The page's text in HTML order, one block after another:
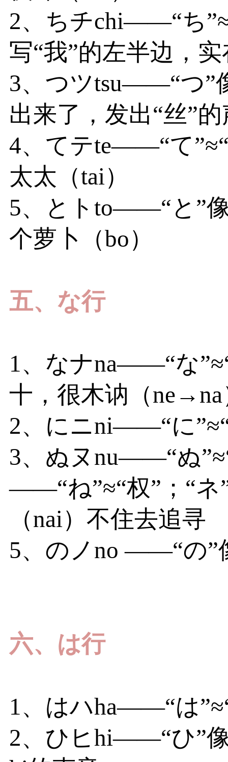
2、ちチchi——“ち
写“我”的左半边，
3、つツtsu——“つ”
出来了，发出“丝”
4、てテte——“て”≈“
太太（tai）
5、とトto——“と”
个萝卜（bo）
五、な行
1、なナna——“な
十，很木讷（
2、にニni——“に
3、ぬヌnu——“ぬ
——“ね”≈“权”；“ネ
（nai）不住去追寻
5、のノno ——“の”
六、は行
1、はハha——“は
2、ひヒhi——“ひ”像